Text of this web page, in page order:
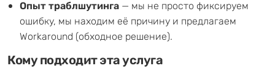
Опыт траблшутинга — мы не просто фиксируем
ошибку, мы находим её причину и предлагаем
Workaround (обходное решение).
Кому подходит эта услуга